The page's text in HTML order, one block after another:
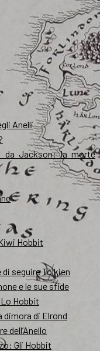
Anelli
da Jackson: la morte
Hobbit
di seguire Tolkien
e le sue sfide
Hobbit
dimora di Elrond
dell’Anello
Gli Hobbit